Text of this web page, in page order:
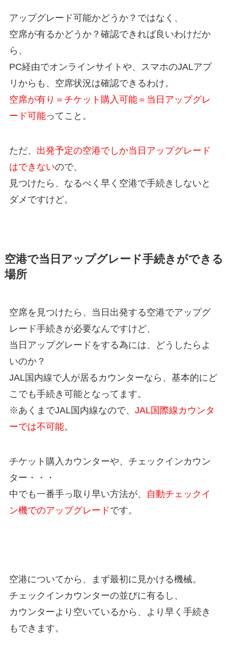
アップグレード可能かどうか？ではなく、
空席が有るかどうか？確認できれば良いわけだか
ら、
PC経由でオンラインサイトや、スマホのJALアプ
リからも、空席状況は確認できるわけ。
空席が有り＝チケット購入可能＝当日アップグレ
ード可能ってこと。
ただ、 出発予定の空港でしか当日アップグレード
はできないので、
見つけたら、なるべく早く空港で手続きしないと
ダメですけど。
空港で当日アップグレード手続きができる
場所
空席を見つけたら、当日出発する空港でアップグ
レード手続きが必要なんですけど、
当日アップグレードをする為には、どうしたらよ
いのか？
JAL国内線で人が居るカウンターなら、基本的にど
こでも手続き可能となってます。
※あくまでJAL国内線なので、 JAL国際線カウンタ
ーでは不可能。
チケット購入カウンターや、チェックインカウン
ター・・・
中でも一番手っ取り早い方法が、
自動チェックイ
ン機でのアップグレードです。
空港についてから、まず最初に見かける機械。
チェックインカウンターの並びに有るし、
カウンターより空いているから、より早く手続き
もできます。